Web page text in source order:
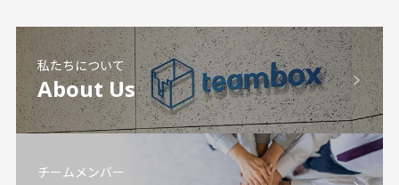
私たちについて
About Us
チームメンバー